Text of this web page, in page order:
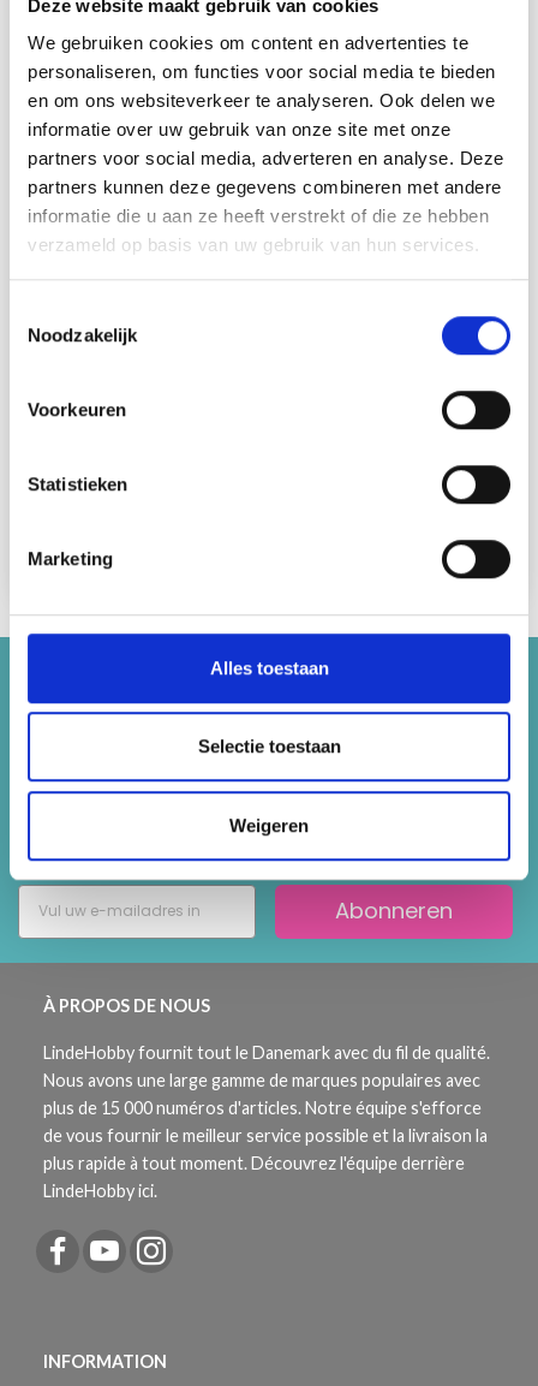
Deze website maakt gebruik van cookies
We gebruiken cookies om content en advertenties te
personaliseren, om functies voor social media te bieden
en om ons websiteverkeer te analyseren. Ook delen we
informatie over uw gebruik van onze site met onze
partners voor social media, adverteren en analyse. Deze
partners kunnen deze gegevens combineren met andere
informatie die u aan ze heeft verstrekt of die ze hebben
verzameld op basis van uw gebruik van hun services.
Noodzakelijk
Voorkeuren
Statistieken
Marketing
Alles toestaan
Selectie toestaan
Weigeren
DROPS design: Modèle no-046
Groupe de fils A
-------------------------------------------------------
TAILLE:
Pointure chaussures: 35/37 – 38/40 – 40/42
Longueur de pied: environ 22-24-27 cm
FOURNITURES:
DROPS NORD de Garnstudio (appartient au groupe de
fils A)
100-100-100 g coloris 12, rose poudré
26 mailles en largeur et 34 rangs en hauteur, en jersey = 10
AIGUILLES:
La taille des aiguilles est uniquement à titre indicatif! Si
vous avez trop de mailles pour 10 cm, essayez avec des
-------------------------------------------------------
Bespaar tot 50%
Word lid van onze breigemeenschap en krijg
exclusieve toegang tot inspirerende
breipatronen en speciale aanbiedingen!
ingen!
Abonneren
À PROPOS DE NOUS
LindeHobby fournit tout le Danemark avec du fil de qualité.
Nous avons une large gamme de marques populaires avec
plus de 15 000 numéros d'articles. Notre équipe s'efforce
de vous fournir le meilleur service possible et la livraison la
plus rapide à tout moment. Découvrez l'équipe derrière
LindeHobby ici.
INFORMATION